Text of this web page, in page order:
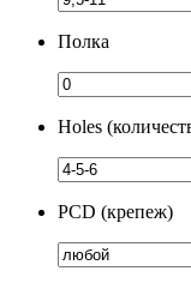
Полка
Holes
PCD (крепеж)